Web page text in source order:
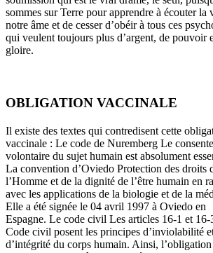
sommes sur Terre pour apprendre à écouter la
notre âme et de cesser d’obéir à tous ces
qui veulent toujours plus d’argent, de pouvoir
gloire.
OBLIGATION VACCINALE
Il existe des textes qui contredisent cette
vaccinale : Le code de Nuremberg Le
volontaire du sujet humain est absolument
La convention d’Oviedo Protection des droits
l’Homme et de la dignité de l’être humain en
avec les applications de la biologie et de la
Elle a été signée le 04 avril 1997 à Oviedo en
Espagne. Le code civil Les articles 16-1 et 16-
Code civil posent les principes d’inviolabilité
d’intégrité du corps humain. Ainsi, l’obligation